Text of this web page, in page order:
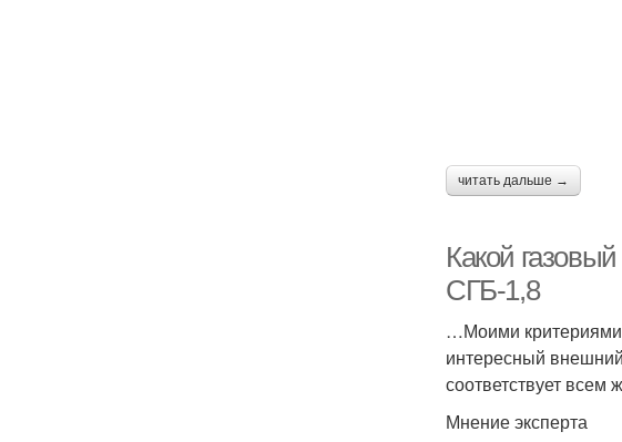
читать дальше →
Какой
СГБ-1,8
…Моими критериями
интересный
соответствует
Мнение эксперта